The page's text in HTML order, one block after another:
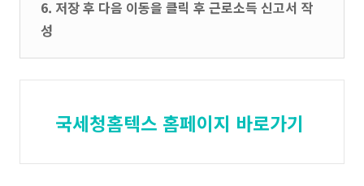
6. 저장 후 다음 이동을 클릭 후 근로소득 신고서 작
성
국세청홈텍스 홈페이지 바로가기